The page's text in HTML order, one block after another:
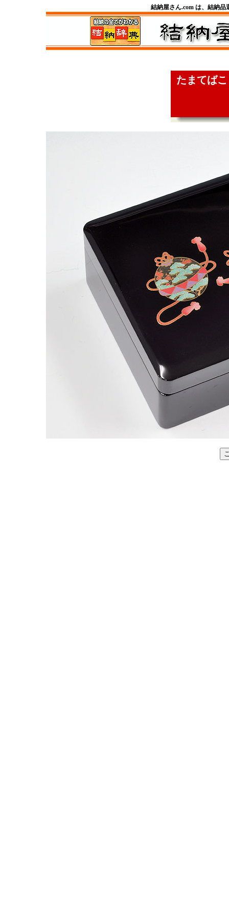
結納屋さん.com は、結納
たまてば